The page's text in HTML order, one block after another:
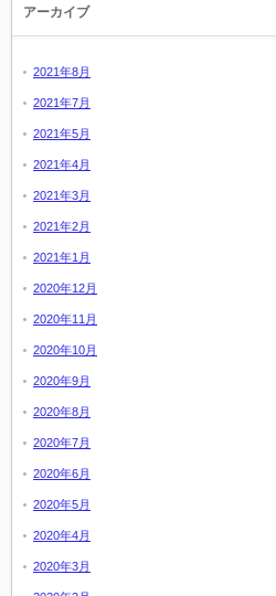
アーカイブ
2021年8月
2021年7月
2021年5月
2021年4月
2021年3月
2021年2月
2021年1月
2020年12月
2020年11月
2020年10月
2020年9月
2020年8月
2020年7月
2020年6月
2020年5月
2020年4月
2020年3月